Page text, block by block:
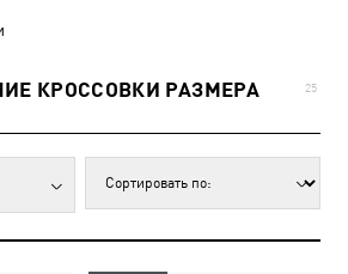
КРОССОВКИ РАЗМЕРА
25